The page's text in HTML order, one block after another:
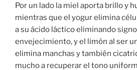
Por un lado la miel aporta brillo y
mientras que el yogur elimina
a su ácido láctico eliminando
envejecimiento, y el limón al ser
elimina manchas y también
mucho a recuperar el tono